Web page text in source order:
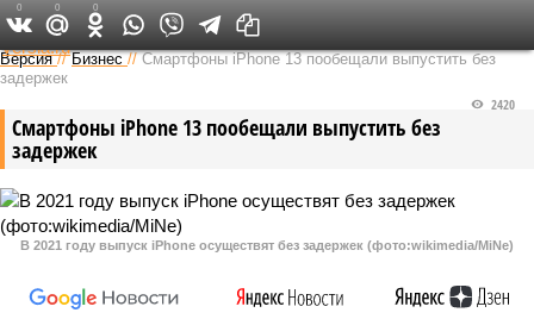
Федеральный выпуск
Версия //Бизнес //Смартфоны iPhone 13 пообещали выпустить без
задержек
Смартфоны iPhone 13 пообещали выпустить без
задержек
2420
В 2021 году выпуск iPhone осуществят без задержек (фото:wikimedia/MiNe)
0 0 0